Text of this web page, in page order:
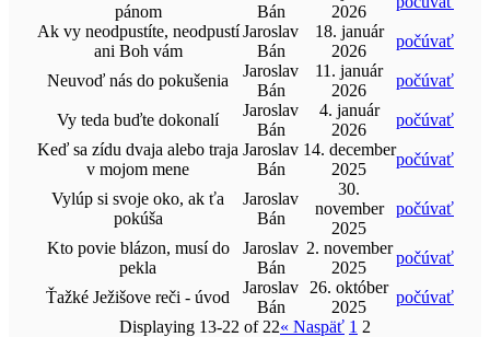
pánom
Bán
2026
Ak vy neodpustíte, neodpustí
ani Boh vám
Jaroslav
Bán
18. január
2026
počúvať
Neuvoď nás do pokušenia
Jaroslav
Bán
11. január
2026
počúvať
Vy teda buďte dokonalí
Jaroslav
Bán
4. január
2026
počúvať
Keď sa zídu dvaja alebo traja
v mojom mene
Jaroslav
Bán
14. december
2025
počúvať
Vylúp si svoje oko, ak ťa
pokúša
Jaroslav
Bán
30.
november
2025
počúvať
Kto povie blázon, musí do
pekla
Jaroslav
Bán
2. november
2025
počúvať
Ťažké Ježišove reči - úvod
Jaroslav
Bán
26. október
2025
počúvať
Displaying 13-22 of 22« Naspäť 1 2